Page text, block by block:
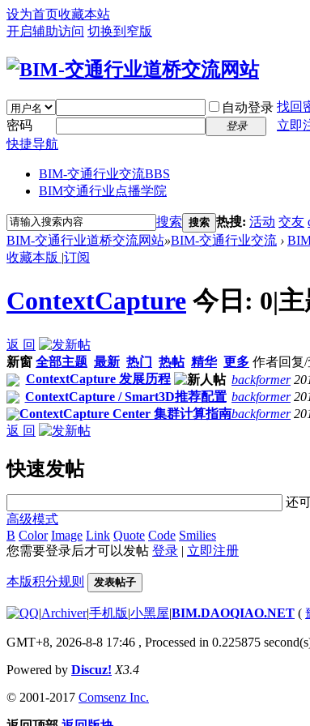
设为首页收藏本站
开启辅助访问 切换到窄版
自动登录 找回
密码
登录
立即
快捷导航
BIM-交通行业交流BBS
BIM交通行业点播学院
搜索 搜索 热搜: 活动 交友
BIM-交通行业道桥交流网站»BIM-交通行业交流 ›
收藏本版 |订阅
ContextCapture 今日: 0|主
返 回
新窗 全部主题 最新 热门 热帖 精华 更多 作者回复
ContextCapture 发展历程
backformer
ContextCapture / Smart3D推荐配置 backformer
ContextCapture Center 集群计算指南backformer
返 回
快速发帖
还
高级模式
B Color Image Link Quote Code Smilies
您需要登录后才可以发帖 登录 | 立即注册
本版积分规则 发表帖子
|Archiver|手机版|小黑屋|BIM.DAOQIAO.NET (
GMT+8, 2026-8-8 17:46 , Processed in 0.225875
Powered by Discuz! X3.4
© 2001-2017 Comsenz Inc.